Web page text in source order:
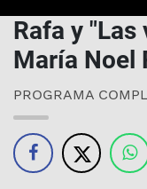
Rafa y "Las
María Noel
PROGRAMA